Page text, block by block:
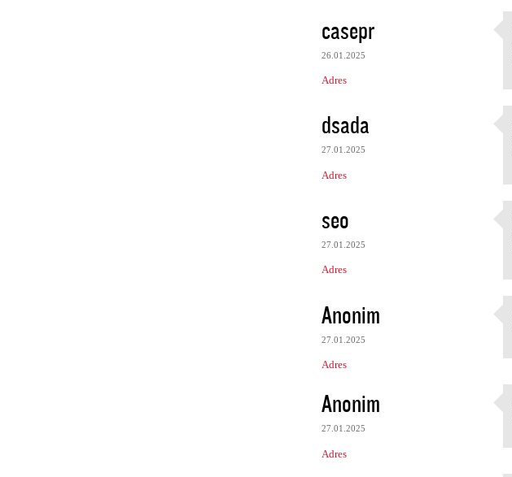
casepr
26.01.2025
Adres
dsada
27.01.2025
Adres
seo
27.01.2025
Adres
Anonim
27.01.2025
Adres
Anonim
27.01.2025
Adres